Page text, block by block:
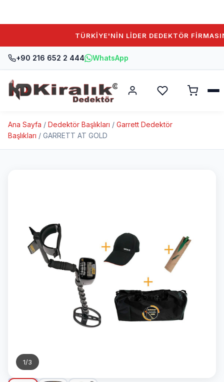
TÜRKİYE'NİN LİDER DEDEKTÖR FİRMASINA
+90 216 652 2 444 WhatsApp
Ana Sayfa / Dedektör Başlıkları / Garrett Dedektör
Başlıkları / GARRETT AT GOLD
1/3